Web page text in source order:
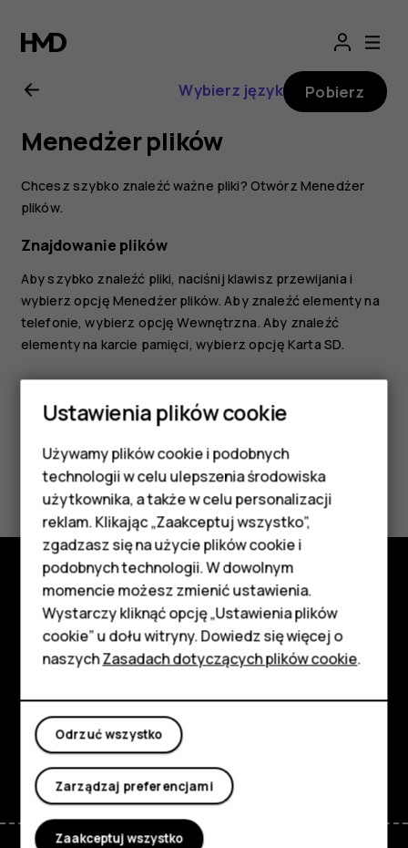
Nokia
6300
4G
—
instrukcja
obsługi
Smartfony
Telefony z funkcjami
podstawowymi
Akcesoria
HMD Terra M
Tablety
Moje konto
Wybierz język Pobierz
Menedżer plików
Chcesz szybko znaleźć ważne pliki? Otwórz Menedżer
plików.
Znajdowanie plików
Aby szybko znaleźć pliki, naciśnij klawisz przewijania i
wybierz opcję Menedżer plików. Aby znaleźć elementy na
telefonie, wybierz opcjęWewnętrzna. Aby znaleźć
elementy na karcie pamięci, wybierz opcję Karta SD.
Czy te informacje były pomocne?
Tak Nie
Poznaj
Informacje
Wsparcie
FacebookInstagram
TiktokYoutube
Ustawienia plików cookie
Używamy plików cookie i podobnych
technologii w celu ulepszenia środowiska
użytkownika, a także w celu personalizacji
reklam. Klikając „Zaakceptuj wszystko”,
zgadzasz się na użycie plików cookie i
podobnych technologii. W dowolnym
momencie możesz zmienić ustawienia.
Wystarczy kliknąć opcję „Ustawienia plików
cookie” u dołu witryny. Dowiedz się więcej o
naszychZasadach dotyczących plików cookie.
Odrzuć wszystko
Zarządzaj preferencjami
Zaakceptuj wszystko